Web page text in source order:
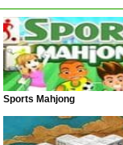
Sports Mahjong